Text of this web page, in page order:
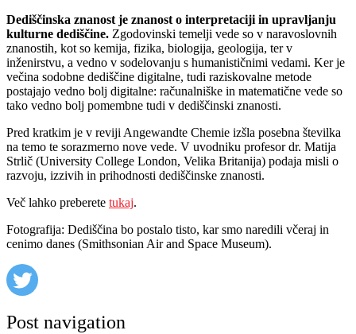
Dediščinska znanost je znanost o interpretaciji in upravljanju
kulturne dediščine. Zgodovinski temelji vede so v naravoslovnih
znanostih, kot so kemija, fizika, biologija, geologija, ter v
inženirstvu, a vedno v sodelovanju s humanističnimi vedami. Ker je
večina sodobne dediščine digitalne, tudi raziskovalne metode
postajajo vedno bolj digitalne: računalniške in matematične vede so
tako vedno bolj pomembne tudi v dediščinski znanosti.
Pred kratkim je v reviji Angewandte Chemie izšla posebna številka
na temo te sorazmerno nove vede. V uvodniku profesor dr. Matija
Strlič (University College London, Velika Britanija) podaja misli o
razvoju, izzivih in prihodnosti dediščinske znanosti.
Več lahko preberete tukaj.
Fotografija: Dediščina bo postalo tisto, kar smo naredili včeraj in
cenimo danes (Smithsonian Air and Space Museum).
Post navigation